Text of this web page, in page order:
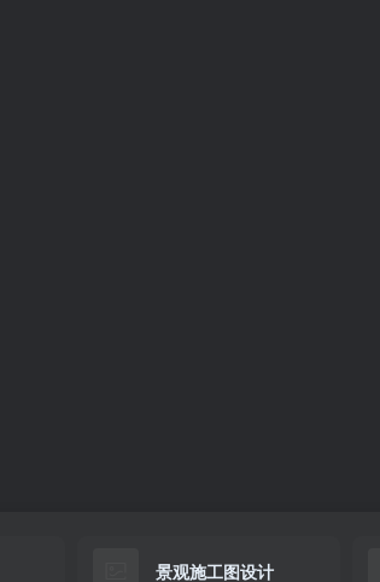
景观施工图设计